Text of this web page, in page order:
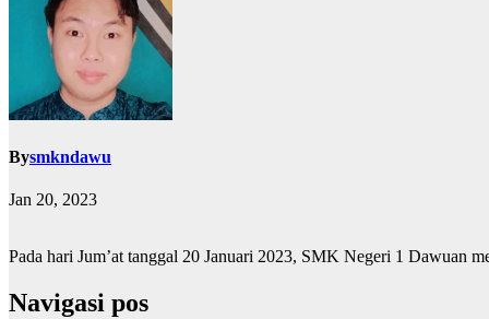
Bysmkndawu
Jan 20, 2023
Pada hari Jum’at tanggal 20 Januari 2023, SMK Negeri 1 Dawuan
Navigasi pos